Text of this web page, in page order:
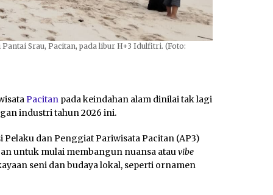
Srau, Pacitan, pada libur H+3 Idulfitri. (Foto:
Pacitan pada keindahan alam dinilai tak lagi
industri tahun 2026 ini.
dan Penggiat Pariwisata Pacitan (AP3)
untuk mulai membangun nuansa atauvibe
seni dan budaya lokal, seperti ornamen